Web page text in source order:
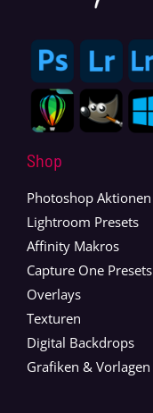
Shop
Photoshop Aktionen
Lightroom Presets
Affinity Makros
Capture One Presets
Overlays
Texturen
Digital Backdrops
Grafiken & Vorlagen